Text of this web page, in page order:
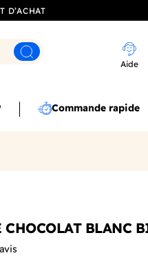
D’ACHAT
Rechercher
Aide
Commande rapide
BLANC
avis